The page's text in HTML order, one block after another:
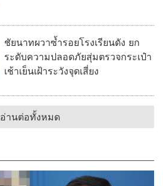
ชัยนาทผวาซ้ำรอยโรงเรียนดัง ยก
ระดับความปลอดภัยสุ่มตรวจกระเป๋า
เช้าเย็นเฝ้าระวังจุดเสี่ยง
อ่านต่อทั้งหมด